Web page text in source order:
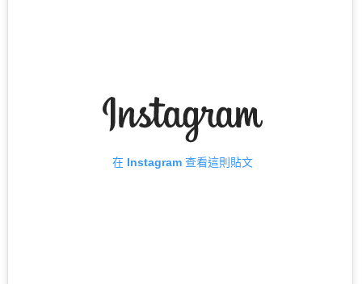
在 Instagram 查看這則貼文